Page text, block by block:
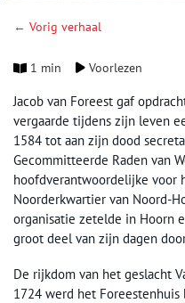
← Vorig verhaal
1 min Voorlezen
Jacob van Foreest gaf
vergaarde tijdens zijn leven
1584 tot aan zijn dood
Gecommitteerde Raden van
hoofdverantwoordelijke voor
Noorderkwartier van Noord-
organisatie zetelde in Hoorn
groot deel van zijn dagen
De rijkdom van het geslacht
1724 werd het